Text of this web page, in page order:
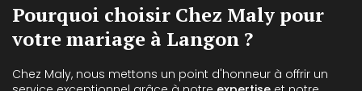
Pourquoi choisir Chez Maly pour
votre mariage à Langon ?
Chez Maly, nous mettons un point d'honneur à offrir un